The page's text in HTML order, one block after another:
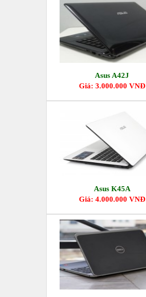
Asus A42J
Giá: 3.000.000 VNĐ
Asus K45A
Giá: 4.000.000 VNĐ